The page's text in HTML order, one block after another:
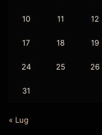
10 11 12
17 18 19
24 25 26
31
« Lug